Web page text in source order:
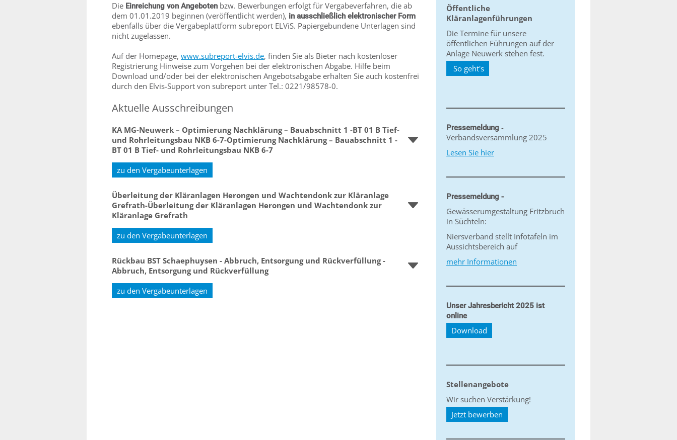
Die Einreichung von Angeboten bzw. Bewerbungen erfolgt für Vergabeverfahren, die ab
dem 01.01.2019 beginnen (veröffentlicht werden), in ausschließlich elektronischer Form
ebenfalls über die Vergabeplattform subreport ELViS. Papiergebundene Unterlagen sind
nicht zugelassen.
Auf der Homepage, www.subreport-elvis.de, finden Sie als Bieter nach kostenloser
Registrierung Hinweise zum Vorgehen bei der elektronischen Abgabe. Hilfe beim
Download und/oder bei der elektronischen Angebotsabgabe erhalten Sie auch kostenfrei
durch den Elvis-Support von subreport unter Tel.: 0221/98578-0.
Aktuelle Ausschreibungen
KA MG-Neuwerk – Optimierung Nachklärung – Bauabschnitt 1 -BT 01 B Tief-
und Rohrleitungsbau NKB 6-7-Optimierung Nachklärung – Bauabschnitt 1 -
BT 01 B Tief- und Rohrleitungsbau NKB 6-7
zu den Vergabeunterlagen
Überleitung der Kläranlagen Herongen und Wachtendonk zur Kläranlage
Grefrath-Überleitung der Kläranlagen Herongen und Wachtendonk zur
Kläranlage Grefrath
zu den Vergabeunterlagen
Rückbau BST Schaephuysen - Abbruch, Entsorgung und Rückverfüllung -
Abbruch, Entsorgung und Rückverfüllung
zu den Vergabeunterlagen
Öffentliche
Kläranlagenführungen
Die Termine für unsere
öffentlichen Führungen auf der
Anlage Neuwerk stehen fest.
So geht's
Pressemeldung -
Verbandsversammlung 2025
Lesen Sie hier
Pressemeldung -
Gewässerumgestaltung Fritzbruch
in Süchteln:
Niersverband stellt Infotafeln im
Aussichtsbereich auf
mehr Informationen
Unser Jahresbericht 2025 ist
online
Download
Stellenangebote
Wir suchen Verstärkung!
Jetzt bewerben